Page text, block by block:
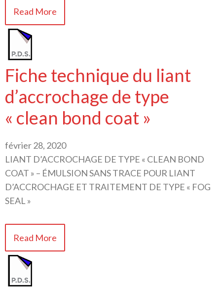
Read More
Fiche technique du liant
d’accrochage de type
« clean bond coat »
février 28, 2020
LIANT D’ACCROCHAGE DE TYPE « CLEAN BOND
COAT » – ÉMULSION SANS TRACE POUR LIANT
D’ACCROCHAGE ET TRAITEMENT DE TYPE « FOG
SEAL »
Read More